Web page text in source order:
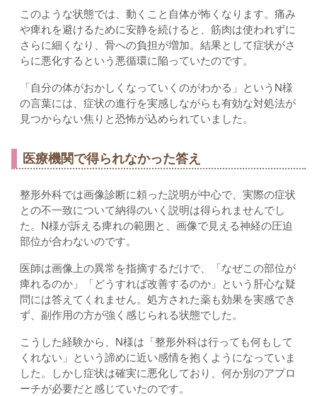
このような状態では、動くこと自体が怖くなります。痛み
や痺れを避けるために安静を続けると、筋肉は使われずに
さらに細くなり、骨への負担が増加。結果として症状がさ
らに悪化するという悪循環に陥っていたのです。
「自分の体がおかしくなっていくのがわかる」というN様
の言葉には、症状の進行を実感しながらも有効な対処法が
見つからない焦りと恐怖が込められていました。
医療機関で得られなかった答え
整形外科では画像診断に頼った説明が中心で、実際の症状
との不一致について納得のいく説明は得られませんでし
た。N様が訴える痺れの範囲と、画像で見える神経の圧迫
部位が合わないのです。
医師は画像上の異常を指摘するだけで、「なぜこの部位が
痺れるのか」「どうすれば改善するのか」という肝心な疑
問には答えてくれません。処方された薬も効果を実感でき
ず、副作用の方が強く感じられる状態でした。
こうした経験から、N様は「整形外科は行っても何もして
くれない」という諦めに近い感情を抱くようになっていま
した。しかし症状は確実に悪化しており、何か別のアプロ
ーチが必要だと感じていたのです。